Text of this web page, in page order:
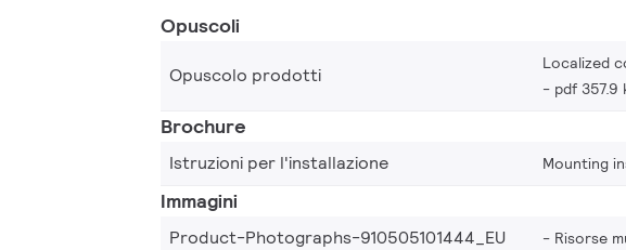
Opuscoli
Opuscolo prodotti
Localized
pdf 357.9
Brochure
Istruzioni per l'installazione Mounting
Immagini
Product-Photographs-910505101444_EU Risorse